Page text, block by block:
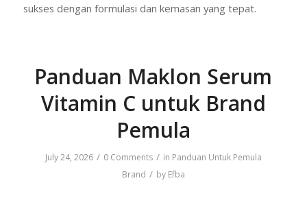
sukses dengan formulasi dan kemasan yang tepat.
Panduan Maklon Serum
Vitamin C untuk Brand
Pemula
July 24, 2026 / 0 Comments / in Panduan Untuk Pemula
Brand / by Efba